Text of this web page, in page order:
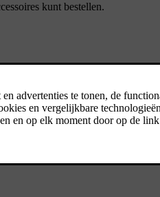
kunt bestellen.